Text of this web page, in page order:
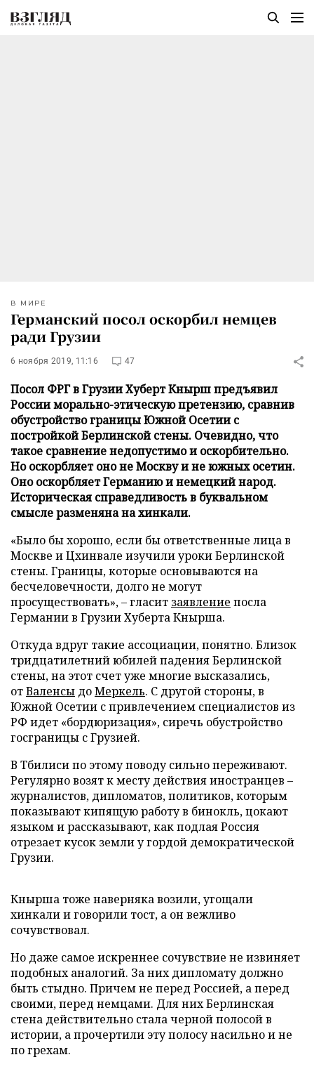
В МИРЕ
Германский посол оскорбил немцев
ради Грузии
6 ноября 2019, 11:16 47
Посол ФРГ в Грузии Хуберт Кнырш предъявил
России морально-этическую претензию, сравнив
обустройство границы Южной Осетии с
постройкой Берлинской стены. Очевидно, что
такое сравнение недопустимо и оскорбительно.
Но оскорбляет оно не Москву и не южных осетин.
Оно оскорбляет Германию и немецкий народ.
Историческая справедливость в буквальном
смысле разменяна на хинкали.
«Было бы хорошо, если бы ответственные лица в
Москве и Цхинвале изучили уроки Берлинской
стены. Границы, которые основываются на
бесчеловечности, долго не могут
просуществовать», – гласит заявление посла
Германии в Грузии Хуберта Кнырша.
Откуда вдруг такие ассоциации, понятно. Близок
тридцатилетний юбилей падения Берлинской
стены, на этот счет уже многие высказались,
отВаленсы доМеркель. С другой стороны, в
Южной Осетии с привлечением специалистов из
РФ идет «бордюризация», сиречь обустройство
госграницы с Грузией.
В Тбилиси по этому поводу сильно переживают.
Регулярно возят к месту действия иностранцев –
журналистов, дипломатов, политиков, которым
показывают кипящую работу в бинокль, цокают
языком и рассказывают, как подлая Россия
отрезает кусок земли у гордой демократической
Грузии.
Кнырша тоже наверняка возили, угощали
хинкали и говорили тост, а он вежливо
сочувствовал.
Но даже самое искреннее сочувствие не извиняет
подобных аналогий. За них дипломату должно
быть стыдно. Причем не перед Россией, а перед
своими, перед немцами. Для них Берлинская
стена действительно стала черной полосой в
истории, а прочертили эту полосу насильно и не
по грехам.